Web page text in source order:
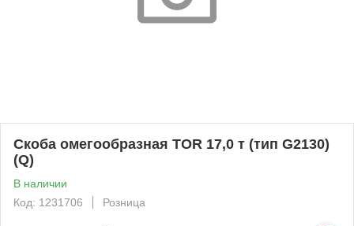
Скоба омегообразная TOR 17,0 т (тип G2130)
(Q)
В наличии
Код: 1231706
Розница